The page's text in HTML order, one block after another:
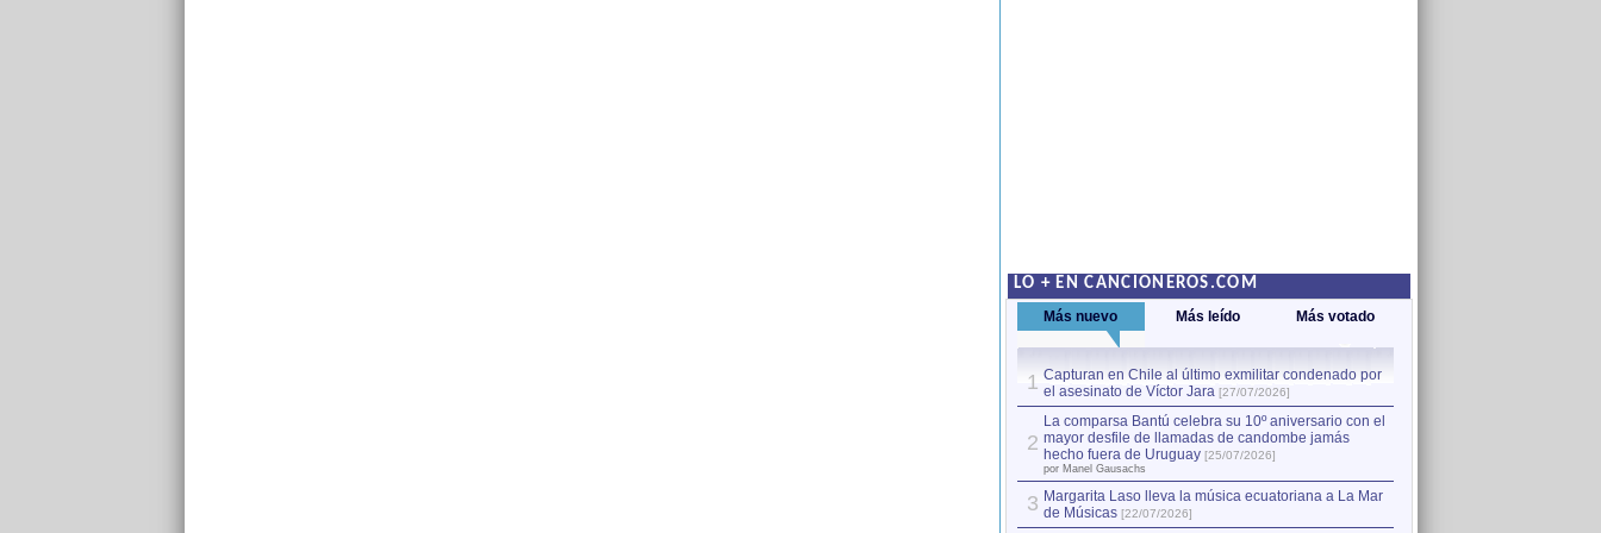
LO + EN CANCIONEROS.COM
Más nuevo Más leído Más votado
1 Capturan en Chile al último exmilitar condenado por
el asesinato de Víctor Jara [27/07/2026]
2
La comparsa Bantú celebra su 10º aniversario con el
mayor desfile de llamadas de candombe jamás
hecho fuera de Uruguay [25/07/2026]
por Manel Gausachs
3 Margarita Laso lleva la música ecuatoriana a La Mar
de Músicas [22/07/2026]